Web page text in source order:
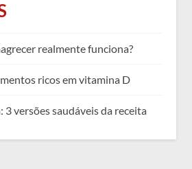
realmente funciona?
ricos em vitamina D
3 versões saudáveis da receita